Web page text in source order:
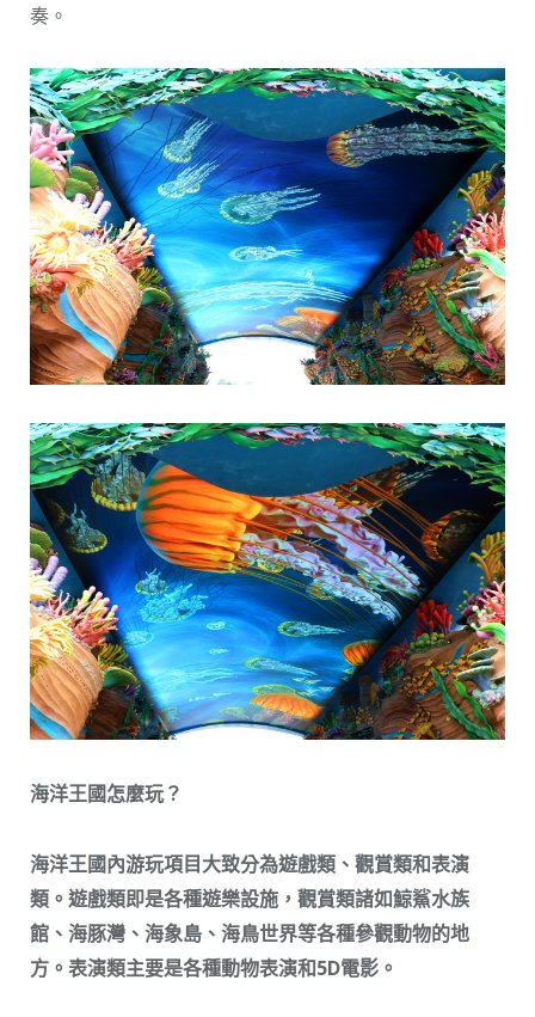
奏。
海洋王國怎麼玩？
海洋王國內游玩項目大致分為遊戲類、觀賞類和表演
類。遊戲類即是各種遊樂設施，觀賞類諸如鯨鯊水族
館、海豚灣、海象島、海鳥世界等各種參觀動物的地
方。表演類主要是各種動物表演和5D電影。